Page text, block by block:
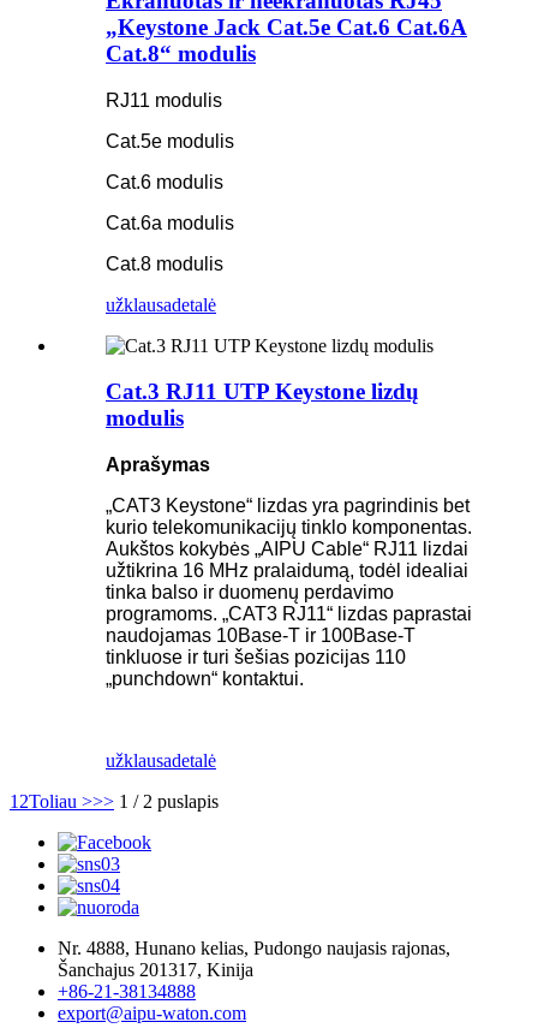
„Keystone Jack Cat.5e Cat.6 Cat.6A
Cat.8“ modulis
RJ11 modulis
Cat.5e modulis
Cat.6 modulis
Cat.6a modulis
Cat.8 modulis
užklausadetalė
Cat.3 RJ11 UTP Keystone lizdų
modulis
Aprašymas
„CAT3 Keystone“ lizdas yra pagrindinis bet
kurio telekomunikacijų tinklo komponentas.
Aukštos kokybės „AIPU Cable“ RJ11 lizdai
užtikrina 16 MHz pralaidumą, todėl idealiai
tinka balso ir duomenų perdavimo
programoms. „CAT3 RJ11“ lizdas paprastai
naudojamas 10Base-T ir 100Base-T
tinkluose ir turi šešias pozicijas 110
„punchdown“ kontaktui.
užklausadetalė
1 2Toliau >>> 1 / 2 puslapis
Nr. 4888, Hunano kelias, Pudongo naujasis rajonas,
Šanchajus 201317, Kinija
+86-21-38134888
export@aipu-waton.com